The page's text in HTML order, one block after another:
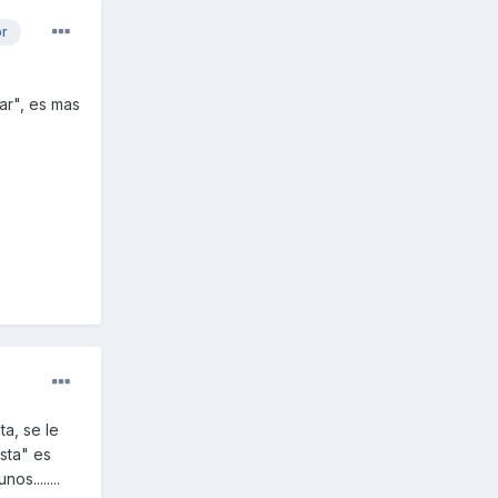
es mas
se le
es